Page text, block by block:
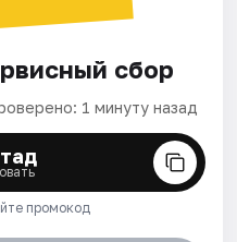
сбор
1 минуту назад
промокод